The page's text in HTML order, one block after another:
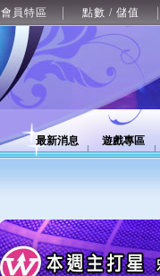
會員特區 點數 / 儲值
最新消息 遊戲專區